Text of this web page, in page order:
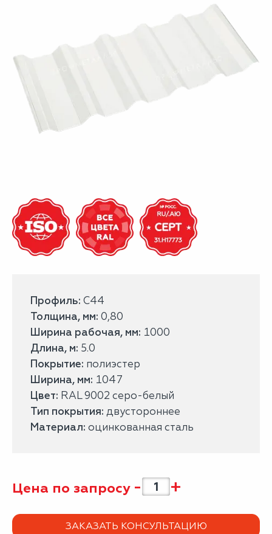
Профиль: С44
Толщина, мм: 0,80
Ширина рабочая, мм: 1000
Длина, м: 5.0
Покрытие: полиэстер
Ширина, мм: 1047
Цвет: RAL 9002 серо-белый
Тип покрытия: двустороннее
Материал: оцинкованная сталь
Цена по запросу - +
ЗАКАЗАТЬ КОНСУЛЬТАЦИЮ